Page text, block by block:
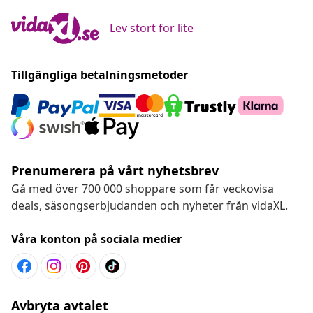
Lev stort for lite
Tillgängliga betalningsmetoder
Prenumerera på vårt nyhetsbrev
Gå med över 700 000 shoppare som får veckovisa
deals, säsongserbjudanden och nyheter från vidaXL.
Våra konton på sociala medier
Avbryta avtalet